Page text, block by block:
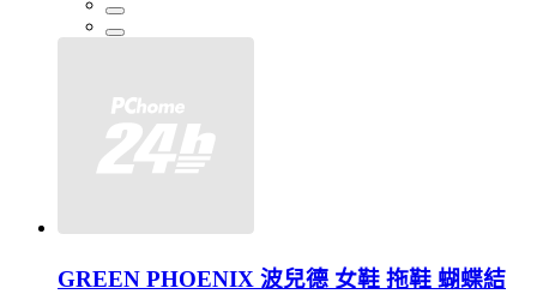
GREEN PHOENIX 波兒德 女鞋 拖鞋 蝴蝶結